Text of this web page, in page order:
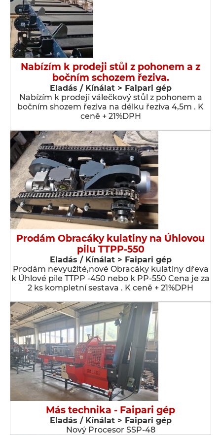
Nabízím k prodeji stůl z pohonem a z
bočním schozem řeziva.
Eladás / Kínálat > Faipari gép
Nabízím k prodeji válečkový stůl z pohonem a
bočním shozem řeziva na délku řeziva 4,5m . K
ceně + 21%DPH
Prodám Obracáky kulatiny na Úhlovou
pilu TTPP-550
Eladás / Kínálat > Faipari gép
Prodám nevyužité,nové Obracáky kulatiny dřeva
k Úhlové pile TTPP -450 nebo k PP-550 Cena je za
2 ks kompletní sestava . K ceně + 21%DPH
Más technika - Faipari gép
Eladás / Kínálat > Faipari gép
Nový Procesor SSP-48